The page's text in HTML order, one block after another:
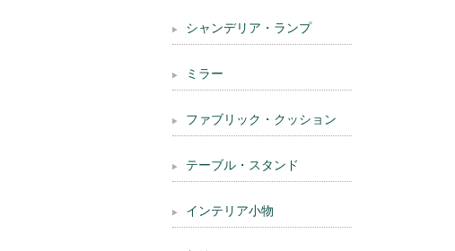
シャンデリア・ランプ
ミラー
ファブリック・クッション
テーブル・スタンド
インテリア小物